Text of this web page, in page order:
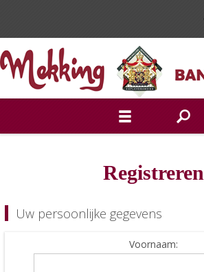
Registreren
Uw persoonlijke gegevens
Voornaam: